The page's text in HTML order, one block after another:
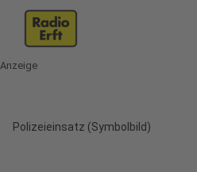
Anzeige
Polizeieinsatz (Symbolbild)